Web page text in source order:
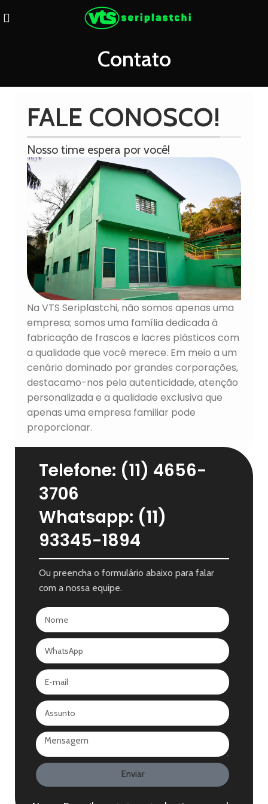
Contato
FALE CONOSCO!
Nosso time espera por você!
Na VTS Seriplastchi, não somos apenas uma
empresa; somos uma família dedicada à
fabricação de frascos e lacres plásticos com
a qualidade que você merece. Em meio a um
cenário dominado por grandes corporações,
destacamo-nos pela autenticidade, atenção
personalizada e a qualidade exclusiva que
apenas uma empresa familiar pode
proporcionar.
Telefone: (11) 4656-
3706
Whatsapp: (11)
93345-1894
Ou preencha o formulário abaixo para falar
com a nossa equipe.
Enviar